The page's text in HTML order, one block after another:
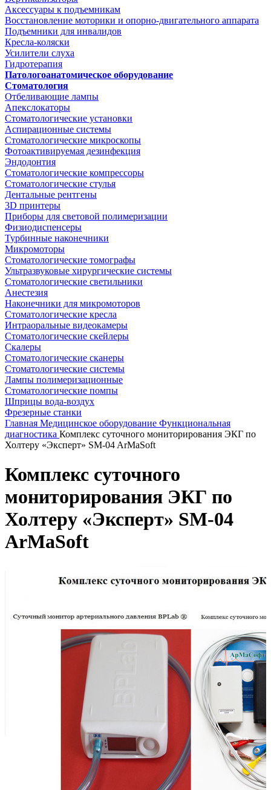
Аксессуары к подъемникам
Восстановление моторики и опорно-двигательного аппарата
Подъемники для инвалидов
Кресла-коляски
Усилители слуха
Гидротерапия
Патологоанатомическое оборудование
Стоматология
Отбеливающие лампы
Апекслокаторы
Стоматологические установки
Аспирационные системы
Стоматологические микроскопы
Фотоактивируемая дезинфекция
Эндодонтия
Стоматологические компрессоры
Стоматологические стулья
Дентальные рентгены
3D принтеры
Приборы для световой полимеризации
Физиодиспенсеры
Турбинные наконечники
Микромоторы
Стоматологические томографы
Ультразвуковые хирургические системы
Стоматологические светильники
Анестезия
Наконечники для микромоторов
Стоматологические кресла
Интраоральные видеокамеры
Стоматологические скейлеры
Скалеры
Стоматологические сканеры
Стоматологические системы
Лампы полимеризационные
Стоматологические помпы
Шприцы вода-воздух
Фрезерные станки
Главная Медицинское оборудование Функциональная
диагностика Комплекс суточного мониторирования ЭКГ по
Холтеру «Эксперт» SM-04 ArMaSoft
Комплекс суточного
мониторирования ЭКГ по
Холтеру «Эксперт» SM-04
ArMaSoft